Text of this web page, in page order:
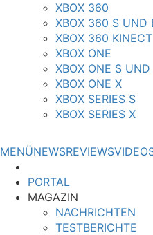
XBOX 360
XBOX 360 S UND
XBOX 360 KINECT
XBOX ONE
XBOX ONE S
XBOX ONE X
XBOX SERIES S
XBOX SERIES X
MENÜNEWSREVIEWS
PORTAL
MAGAZIN
NACHRICHTEN
TESTBERICHTE